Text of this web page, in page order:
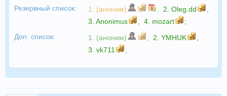
Резервный список:
1. (аноним) 2. Oleg.dd
3. Anonimus 4. mozart
;
Доп. список:
1. (аноним) 2. YMHUK
3. vk711 ;